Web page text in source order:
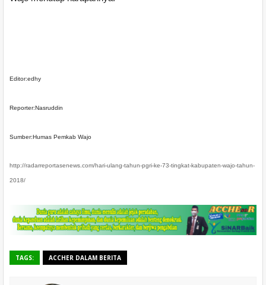
Editor:edhy
Reporter:Nasruddin
Sumber:Humas Pemkab Wajo
http://radarreportasenews.com/hari-ulang-tahun-pgri-ke-73-tingkat-kabupaten-wajo-tahun-
2018/
TAGS: ACCHER DALAM BERITA